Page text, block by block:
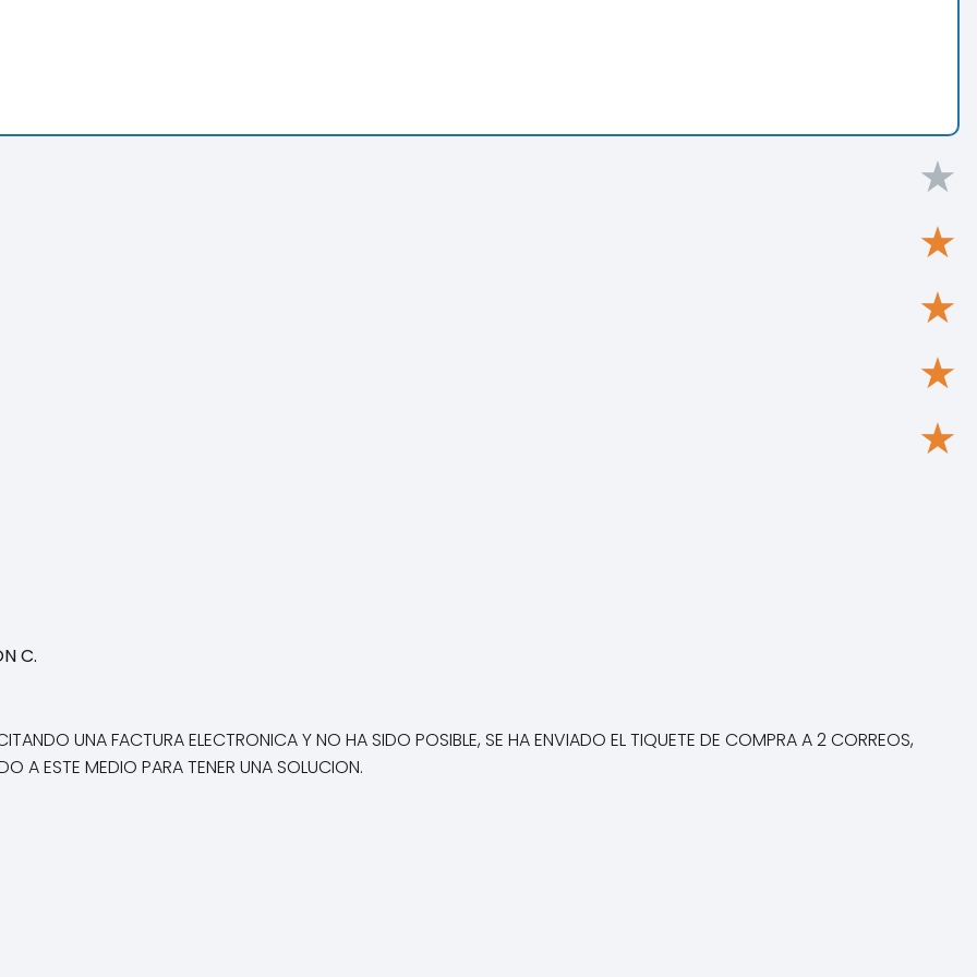
C.
UNA FACTURA ELECTRONICA Y NO HA SIDO POSIBLE, SE HA ENVIADO EL TIQUETE DE COMPRA A 2 CORREOS,
A ESTE MEDIO PARA TENER UNA SOLUCION.
★
★
★
★
★